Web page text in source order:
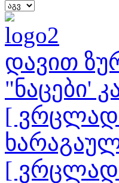
დავით
"ნაცები'
[
[